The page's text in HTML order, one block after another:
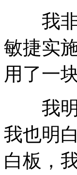
我非
敏捷实
用了一
我明
我也明
白板，